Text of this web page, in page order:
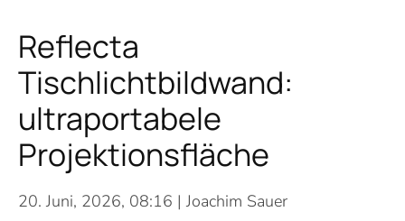
Reflecta
Tischlichtbildwand:
ultraportabele
Projektionsfläche
20. Juni, 2026, 08:16 | Joachim Sauer